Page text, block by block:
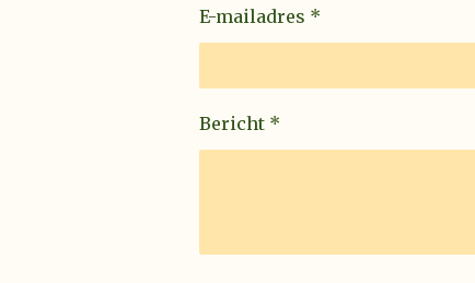
E-mailadres *
Bericht *